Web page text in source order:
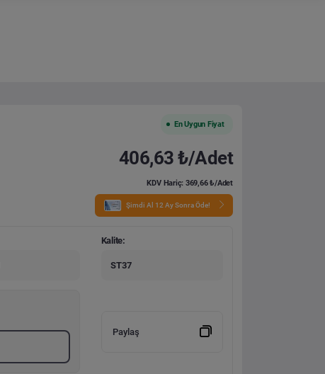
En Uygun Fiyat
406,63 ₺/Adet
KDV Hariç: 369,66 ₺/Adet
Şimdi Al 12 Ay Sonra Öde!
Kalite:
ST37
Paylaş